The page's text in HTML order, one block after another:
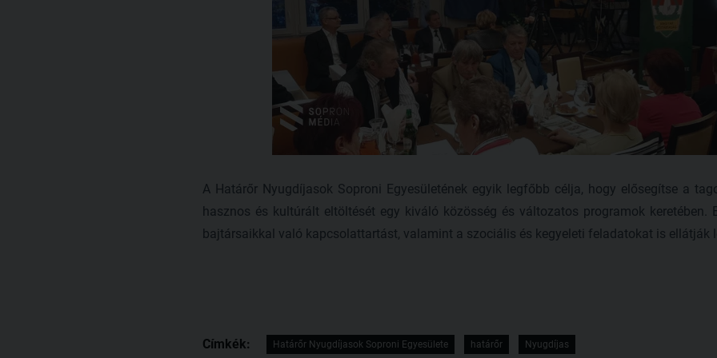
A Határőr Nyugdíjasok Soproni Egyesületének egyik legfőbb célja, hogy elősegítse a
hasznos és kultúrált eltöltését egy kiváló közösség és változatos programok
bajtársaikkal való kapcsolattartást, valamint a szociális és kegyeleti feladatokat is ellátják
Címkék: Határőr Nyugdíjasok Soproni Egyesülete határőr Nyugdíjas